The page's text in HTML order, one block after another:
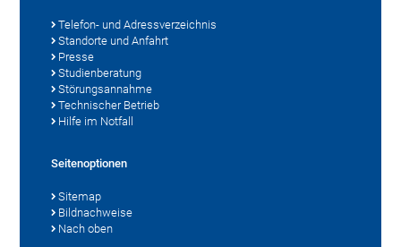
Telefon- und Adressverzeichnis
Standorte und Anfahrt
Presse
Studienberatung
Störungsannahme
Technischer Betrieb
Hilfe im Notfall
Seitenoptionen
Sitemap
Bildnachweise
Nach oben